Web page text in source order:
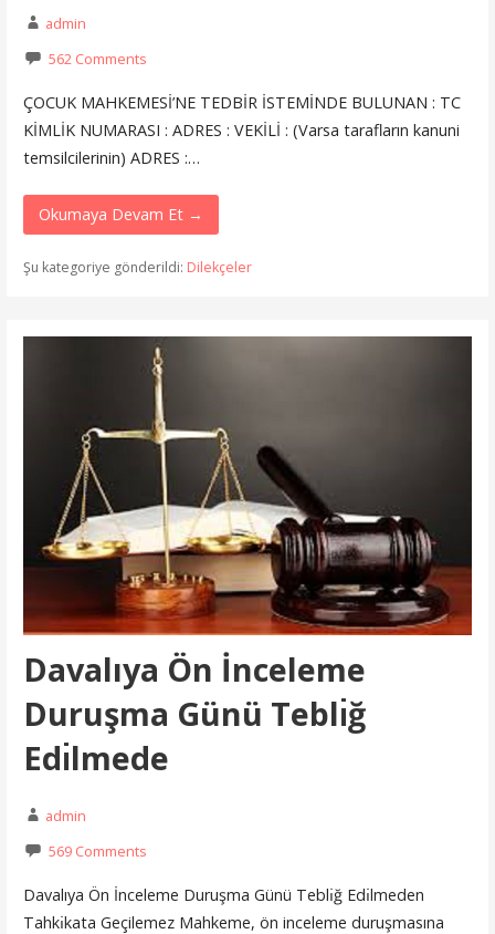
admin
562 Comments
ÇOCUK MAHKEMESİ’NE TEDBİR İSTEMİNDE BULUNAN : TC
KİMLİK NUMARASI : ADRES : VEKİLİ : (Varsa tarafların kanuni
temsilcilerinin) ADRES :…
Okumaya Devam Et →
Şu kategoriye gönderildi: Dilekçeler
Davalıya Ön İnceleme
Duruşma Günü Teblı̇ğ
Edı̇lmede
admin
569 Comments
Davalıya Ön İnceleme Duruşma Günü Teblı̇ğ Edı̇lmeden
Tahkı̇kata Geçilemez Mahkeme, ön inceleme duruşmasına